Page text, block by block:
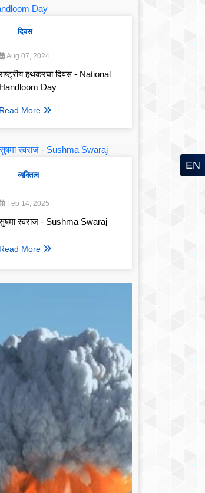
दिवस
Aug 07, 2024
हथकरघा दिवस - National
Handloom Day
Read More
व्यक्तित्व
Feb 14, 2025
स्वराज - Sushma Swaraj
Read More
EN